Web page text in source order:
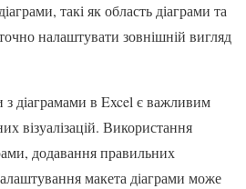
такі як область діаграми та
налаштувати зовнішній вигляд
з діаграмами в Excel є важливим
візуалізацій. Використання
додавання правильних
макета діаграми може